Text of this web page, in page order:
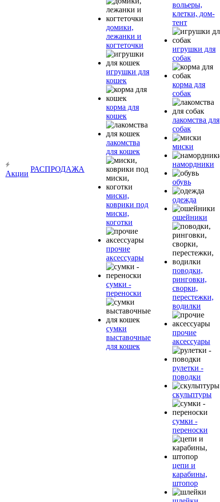
Акции
РАСПРОДАЖА
домики,
лежанки и
когтеточки
игрушки для
кошек
корма для
кошек
лакомства
для кошек
миски,
коврики под
миски,
коготки
прочие
аксессуары
сумки -
переноски
сумки
выставочные
для кошек
вольеры,
клетки, дом-
тент
игрушки для
собак
корма для
собак
лакомства для
собак
миски
намордники
обувь
одежда
ошейники
поводки,
ринговки,
сворки,
перестежки,
водилки
прочие
аксессуары
рулетки -
поводки
скульптуры
сумки -
переноски
цепи и
карабины,
штопор